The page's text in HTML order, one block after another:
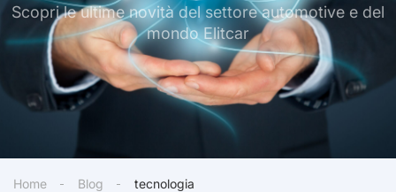
Scopri le ultime novità del settore automotive e del
mondo Elitcar
Home Blog tecnologia